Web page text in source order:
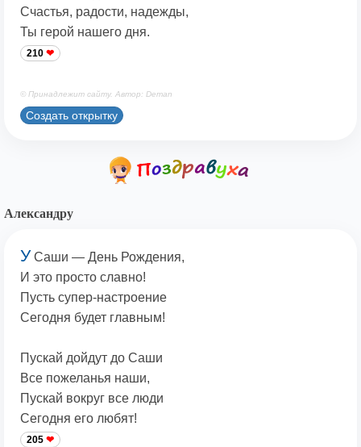
Счастья, радости, надежды,
Ты герой нашего дня.
210
© Принадлежит сайту. Автор: Deman
Создать открытку
Александру
У Саши — День Рождения,
И это просто славно!
Пусть супер-настроение
Сегодня будет главным!
Пускай дойдут до Саши
Все пожеланья наши,
Пускай вокруг все люди
Сегодня его любят!
205